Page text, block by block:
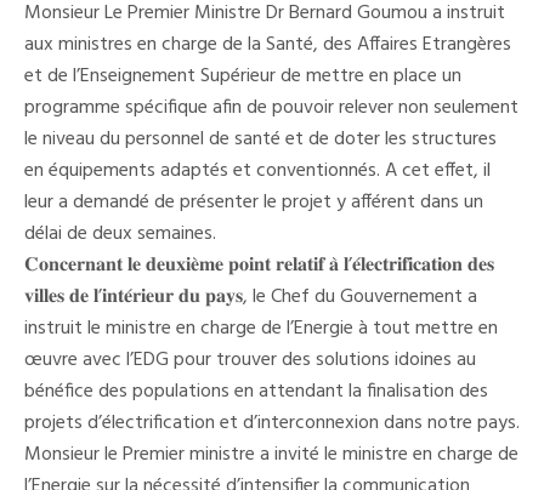
Monsieur Le Premier Ministre Dr Bernard Goumou a instruit
aux ministres en charge de la Santé, des Affaires Etrangères
et de l’Enseignement Supérieur de mettre en place un
programme spécifique afin de pouvoir relever non seulement
le niveau du personnel de santé et de doter les structures
en équipements adaptés et conventionnés. A cet effet, il
leur a demandé de présenter le projet y afférent dans un
délai de deux semaines.
𝐂𝐨𝐧𝐜𝐞𝐫𝐧𝐚𝐧𝐭 𝐥𝐞 𝐝𝐞𝐮𝐱𝐢𝐞̀𝐦𝐞 𝐩𝐨𝐢𝐧𝐭 𝐫𝐞𝐥𝐚𝐭𝐢𝐟 𝐚̀ 𝐥’𝐞́𝐥𝐞𝐜𝐭𝐫𝐢𝐟𝐢𝐜𝐚𝐭𝐢𝐨𝐧 𝐝𝐞𝐬
𝐯𝐢𝐥𝐥𝐞𝐬 𝐝𝐞 𝐥’𝐢𝐧𝐭𝐞́𝐫𝐢𝐞𝐮𝐫 𝐝𝐮 𝐩𝐚𝐲𝐬, le Chef du Gouvernement a
instruit le ministre en charge de l’Energie à tout mettre en
œuvre avec l’EDG pour trouver des solutions idoines au
bénéfice des populations en attendant la finalisation des
projets d’électrification et d’interconnexion dans notre pays.
Monsieur le Premier ministre a invité le ministre en charge de